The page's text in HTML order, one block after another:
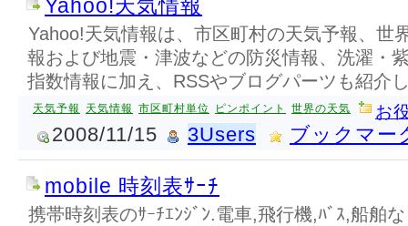
Yahoo!天気情報
Yahoo!天気情報は、市区町村の天気予報、世
報および地震・津波などの防災情報、洗濯・
指数情報に加え、RSSやブログパーツも紹介
天気予報 天気情報 市区町村単位 ピンポイント 世界の天気 お
2008/11/15 3Users ブックマー
mobile 時刻表ｻｰﾁ
携帯時刻表のｻｰﾁｴﾝｼﾞﾝ.電車,飛行機,ﾊﾞｽ,船舶